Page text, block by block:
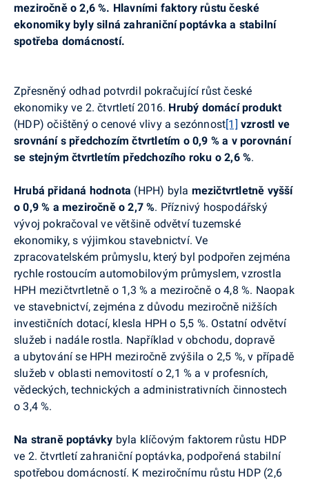
meziročně o 2,6 %. Hlavními faktory růstu české
ekonomiky byly silná zahraniční poptávka a stabilní
spotřeba domácností.
Zpřesněnýodhad potvrdil pokračující růst české
ekonomiky ve 2. čtvrtletí 2016. Hrubý domácí produkt
(HDP) očištěný o cenové vlivy a sezónnost[1] vzrostl ve
srovnání s předchozím čtvrtletím o 0,9 % a v porovnání
se stejným čtvrtletím předchozího roku o 2,6 %.
Hrubá přidaná hodnota (HPH) byla mezičtvrtletně vyšší
o 0,9 % a meziročně o 2,7 %. Příznivý hospodářský
vývoj pokračoval ve většině odvětví tuzemské
ekonomiky, s výjimkou stavebnictví. Ve
zpracovatelském průmyslu, který byl podpořen zejména
rychle rostoucím automobilovým průmyslem, vzrostla
HPH mezičtvrtletně o 1,3 % a meziročně o 4,8 %. Naopak
ve stavebnictví, zejména z důvodu meziročně nižších
investičních dotací, klesla HPH o 5,5 %. Ostatní odvětví
služeb i nadále rostla. Například v obchodu, dopravě
a ubytování se HPH meziročně zvýšila o 2,5 %, v případě
služeb v oblasti nemovitostí o 2,1 % a v profesních,
vědeckých, technických a administrativních činnostech
o 3,4 %.
Na straně poptávky byla klíčovým faktorem růstu HDP
ve 2. čtvrtletí zahraniční poptávka, podpořená stabilní
spotřebou domácností. K meziročnímu růstu HDP (2,6